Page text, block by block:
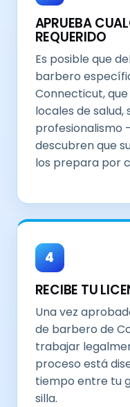
APRUEBA
REQUERIDO
Es posible que
barbero
Connecticut,
locales de salud,
profesionalismo
descubren que
los prepara por
4
RECIBE TU
Una vez
de barbero de
trabajar
proceso está
tiempo entre tu
silla.